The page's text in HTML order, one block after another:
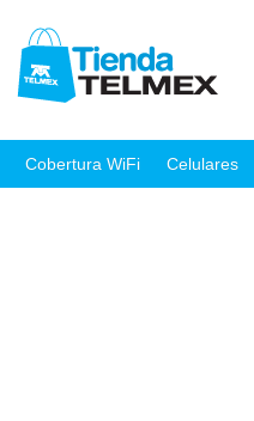
Cobertura WiFi Celulares